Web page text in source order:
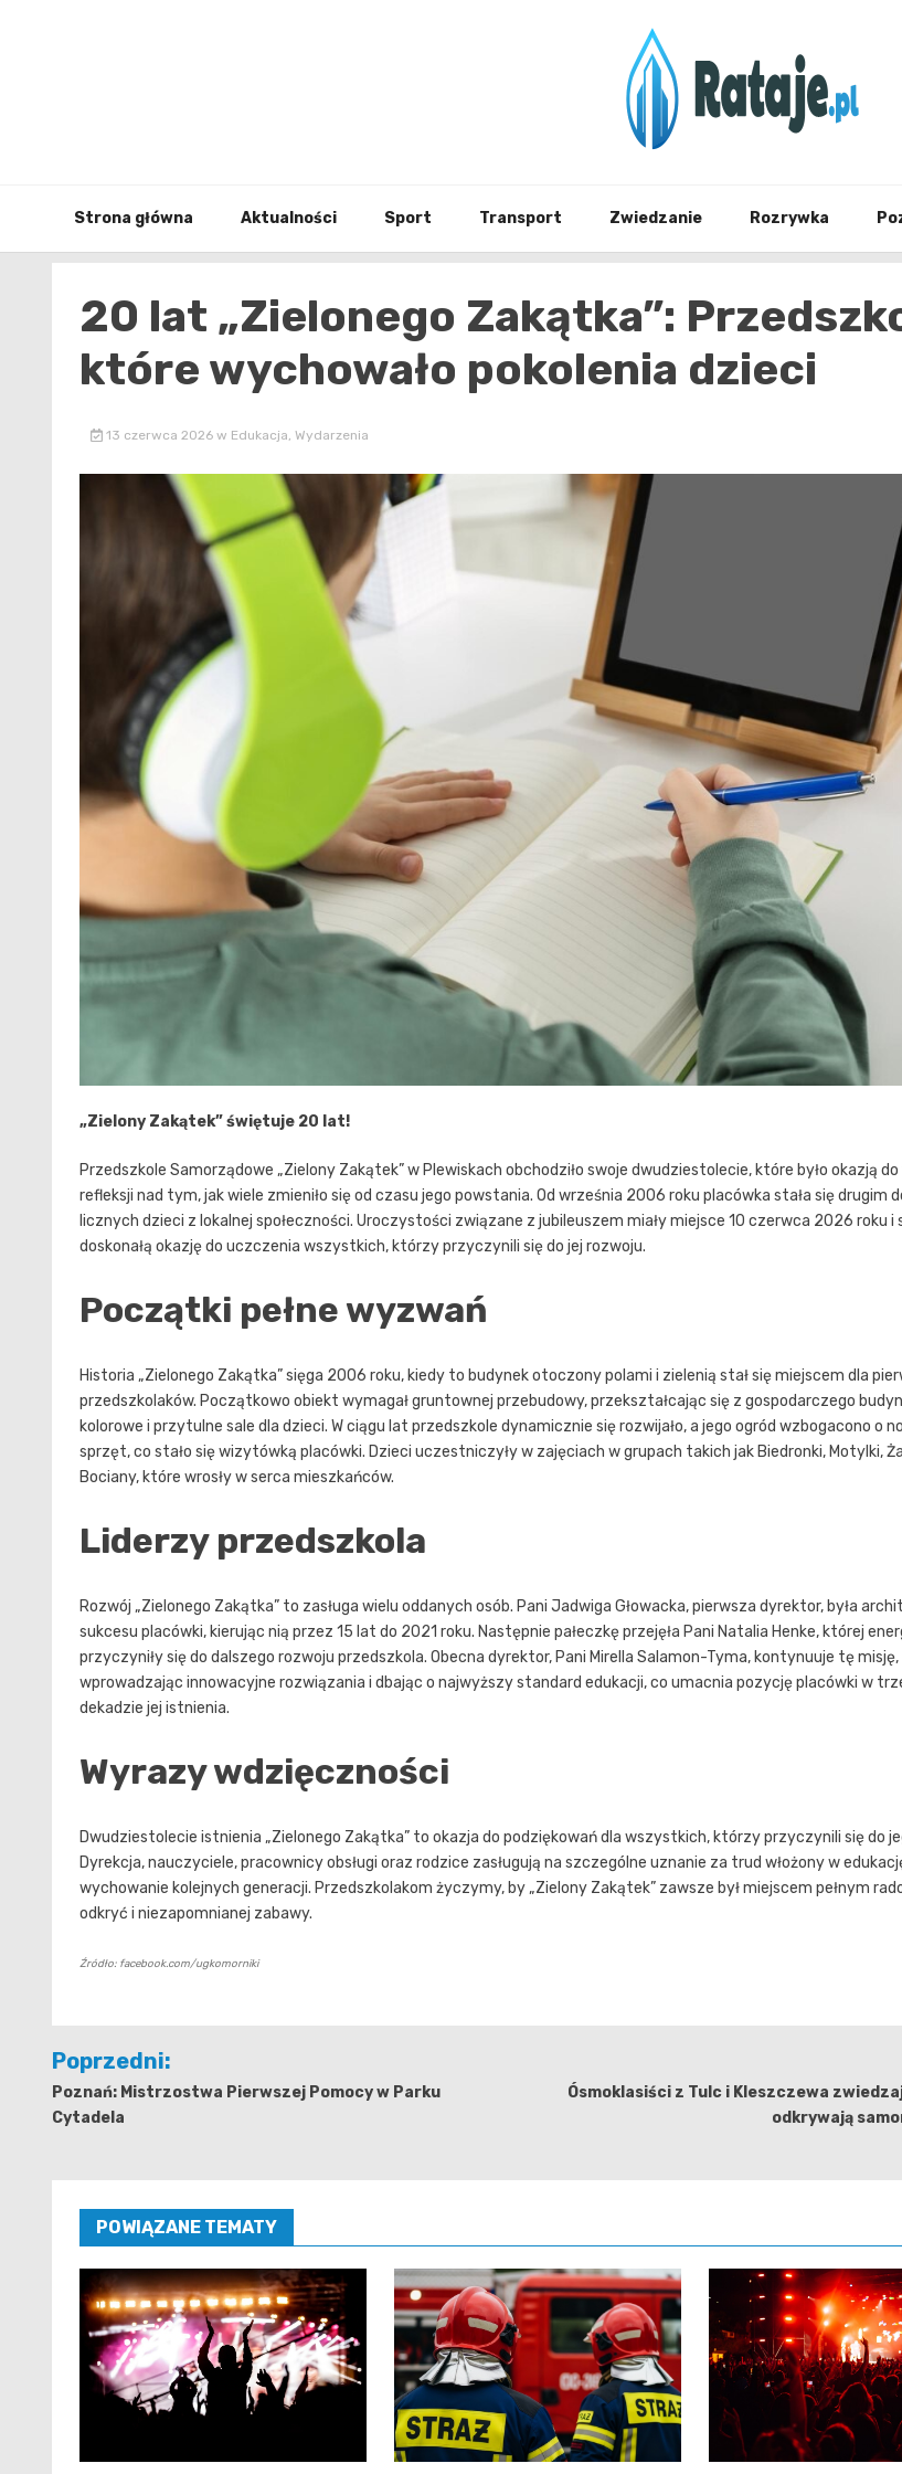
Strona główna Aktualności Sport Transport Zwiedzanie Rozrywka
20 lat „Zielonego Zakątka”:
które wychowało pokolenia dzieci
13 czerwca 2026 w Edukacja, Wydarzenia
„Zielony Zakątek” świętuje 20 lat!
Przedszkole Samorządowe „Zielony Zakątek” w Plewiskach obchodziło swoje dwudziestolecie, które było okazją
refleksji nad tym, jak wiele zmieniło się od czasu jego powstania. Od września 2006 roku placówka stała się drugim
licznych dzieci z lokalnej społeczności. Uroczystości związane z jubileuszem miały miejsce 10 czerwca 2026 roku i
doskonałą okazję do uczczenia wszystkich, którzy przyczynili się do jej rozwoju.
Początki pełne wyzwań
Historia „Zielonego Zakątka” sięga 2006 roku, kiedy to budynek otoczony polami i zielenią stał się miejscem dla
przedszkolaków. Początkowo obiekt wymagał gruntownej przebudowy, przekształcając się z gospodarczego
kolorowe i przytulne sale dla dzieci. W ciągu lat przedszkole dynamicznie się rozwijało, a jego ogród wzbogacono o
sprzęt, co stało się wizytówką placówki. Dzieci uczestniczyły w zajęciach w grupach takich jak Biedronki, Motylki,
Bociany, które wrosły w serca mieszkańców.
Liderzy przedszkola
Rozwój „Zielonego Zakątka” to zasługa wielu oddanych osób. Pani Jadwiga Głowacka, pierwsza dyrektor, była
sukcesu placówki, kierując nią przez 15 lat do 2021 roku. Następnie pałeczkę przejęła Pani Natalia Henke, której
przyczyniły się do dalszego rozwoju przedszkola. Obecna dyrektor, Pani Mirella Salamon-Tyma, kontynuuje tę misję,
wprowadzając innowacyjne rozwiązania i dbając o najwyższy standard edukacji, co umacnia pozycję placówki w
dekadzie jej istnienia.
Wyrazy wdzięczności
Dwudziestolecie istnienia „Zielonego Zakątka” to okazja do podziękowań dla wszystkich, którzy przyczynili się do
Dyrekcja, nauczyciele, pracownicy obsługi oraz rodzice zasługują na szczególne uznanie za trud włożony w
wychowanie kolejnych generacji. Przedszkolakom życzymy, by „Zielony Zakątek” zawsze był miejscem pełnym
odkryć i niezapomnianej zabawy.
Źródło: facebook.com/ugkomorniki
Nawigacja
wpisu
Poprzedni:
Poznań: Mistrzostwa Pierwszej Pomocy w Parku
Cytadela
Ósmoklasiści z Tulc i Kleszczewa
odkrywają
POWIĄZANE TEMATY